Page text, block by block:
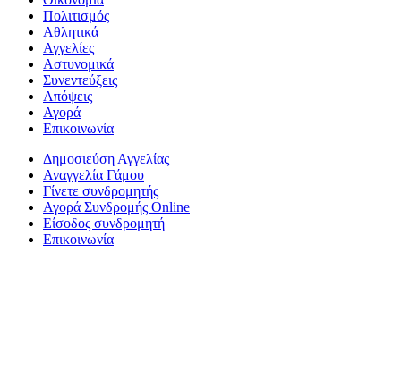
Πολιτισμός
Αθλητικά
Αγγελίες
Αστυνομικά
Συνεντεύξεις
Απόψεις
Αγορά
Επικοινωνία
Δημοσιεύση Αγγελίας
Αναγγελία Γάμου
Γίνετε συνδρομητής
Αγορά Συνδρομής Online
Είσοδος συνδρομητή
Επικοινωνία